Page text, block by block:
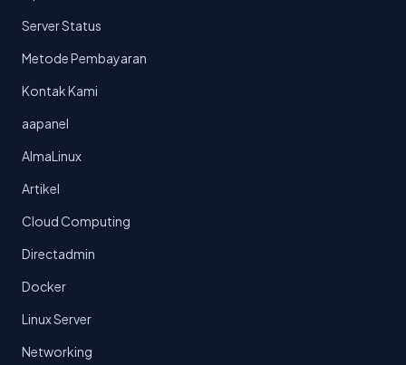
Server Status
Metode Pembayaran
Kontak Kami
aapanel
AlmaLinux
Artikel
Cloud Computing
Directadmin
Docker
Linux Server
Networking